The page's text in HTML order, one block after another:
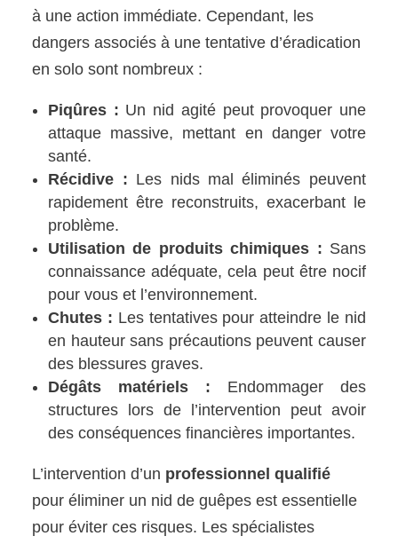
à une action immédiate. Cependant, les
dangers associés à une tentative d’éradication
en solo sont nombreux :
Piqûres : Un nid agité peut provoquer une
attaque massive, mettant en danger votre
santé.
Récidive : Les nids mal éliminés peuvent
rapidement être reconstruits, exacerbant le
problème.
Utilisation de produits chimiques : Sans
connaissance adéquate, cela peut être nocif
pour vous et l’environnement.
Chutes : Les tentatives pour atteindre le nid
en hauteur sans précautions peuvent causer
des blessures graves.
Dégâts matériels : Endommager des
structures lors de l’intervention peut avoir
des conséquences financières importantes.
L’intervention d’un professionnel qualifié
pour éliminer un nid de guêpes est essentielle
pour éviter ces risques. Les spécialistes